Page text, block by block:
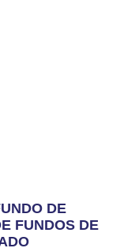
DE
FUNDOS DE